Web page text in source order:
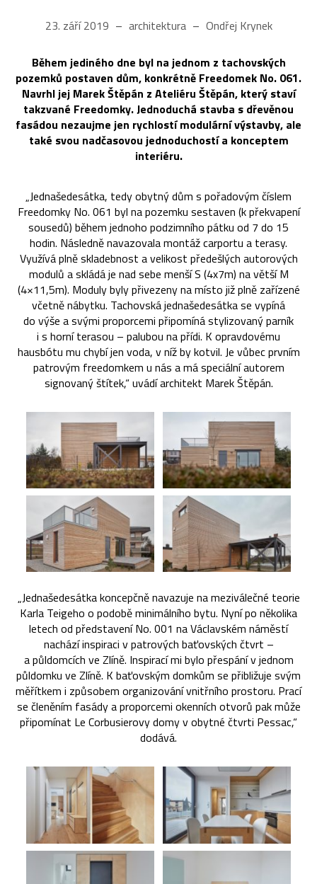
23. září 2019 architektura Ondřej Krynek
Během jediného dne byl na jednom z tachovských
pozemků postaven dům, konkrétně Freedomek No. 061.
Navrhl jej Marek Štěpán z Ateliéru Štěpán, který staví
takzvané Freedomky. Jednoduchá stavba s dřevěnou
fasádou nezaujme jen rychlostí modulární výstavby, ale
také svou nadčasovou jednoduchostí a konceptem
interiéru.
„Jednašedesátka, tedy obytný dům s pořadovým číslem
Freedomky No. 061 byl na pozemku sestaven (k překvapení
sousedů) během jednoho podzimního pátku od 7 do 15
hodin. Následně navazovala montáž carportu a terasy.
Využívá plně skladebnost a velikost předešlých autorových
modulů a skládá je nad sebe menší S (4x7m) na větší M
(4×11,5m). Moduly byly přivezeny na místo již plně zařízené
včetně nábytku. Tachovská jednašedesátka se vypíná
do výše a svými proporcemi připomíná stylizovaný parník
i s horní terasou – palubou na přídi. K opravdovému
hausbótu mu chybí jen voda, v níž by kotvil. Je vůbec prvním
patrovým freedomkem u nás a má speciální autorem
signovaný štítek,“ uvádí architekt Marek Štěpán.
„Jednašedesátka koncepčně navazuje na meziválečné teorie
Karla Teigeho o podobě minimálního bytu. Nyní po několika
letech od představení No. 001 na Václavském náměstí
nachází inspiraci v patrových baťovských čtvrt –
a půldomcích ve Zlíně. Inspirací mi bylo přespání v jednom
půldomku ve Zlíně. K baťovským domkům se přibližuje svým
měřítkem i způsobem organizování vnitřního prostoru. Prací
se členěním fasády a proporcemi okenních otvorů pak může
připomínat Le Corbusierovy domy v obytné čtvrti Pessac,“
dodává.